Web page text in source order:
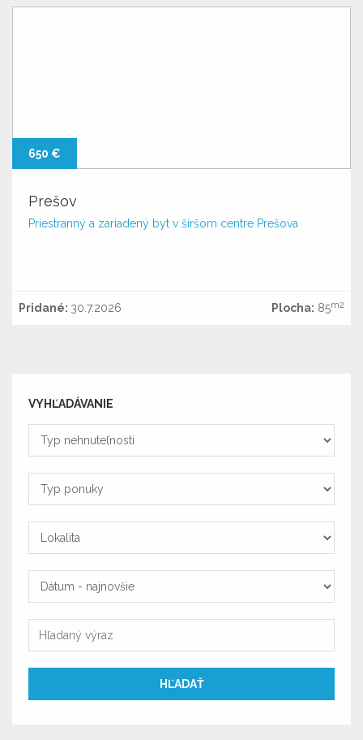
650 €
Prešov
Priestranný a zariadený byt v širšom centre Prešova
Pridané: 30.7.2026 Plocha: 85m2
VYHĽADÁVANIE
Typ
nehnuteľnosti
Typ
ponuky
Lokalita
Zoradiť
podľa
Zoradiť
podľa
HĽADAŤ